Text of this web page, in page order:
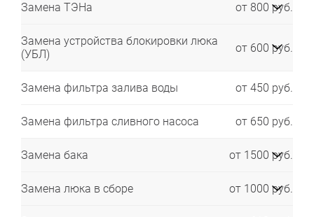
Замена ТЭНа от 800 руб.
Замена устройства блокировки люка
(УБЛ)
от 600 руб.
Замена фильтра залива воды от 450 руб.
Замена фильтра сливного насоса от 650 руб.
Замена бака от 1500 руб.
Замена люка в сборе от 1000 руб.